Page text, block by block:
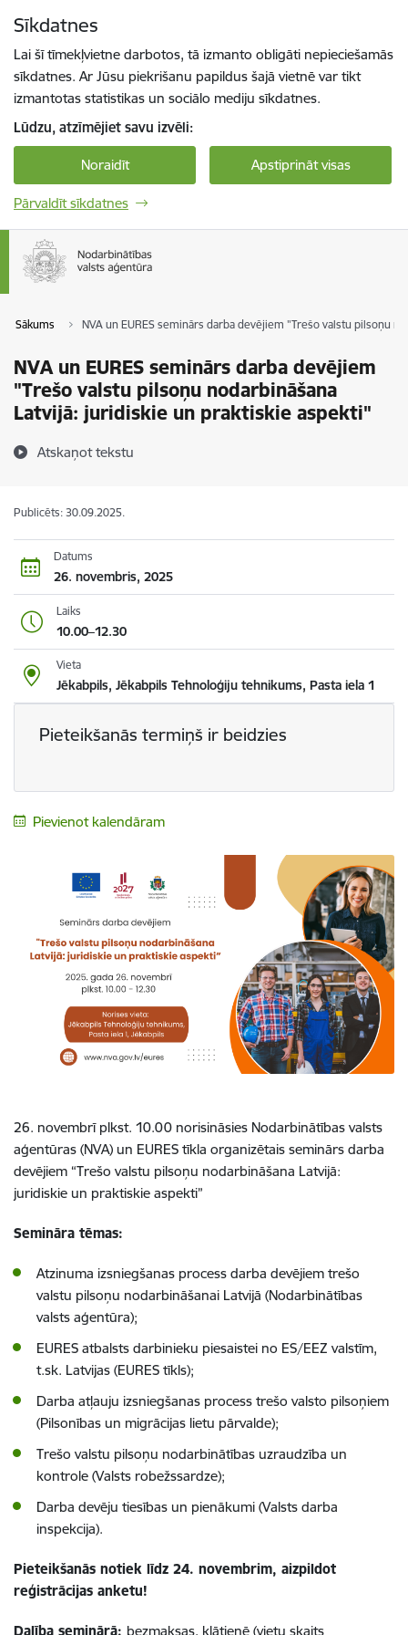
Sīkdatnes
Lai šī tīmekļvietne darbotos, tā izmanto obligāti nepieciešamās
sīkdatnes. Ar Jūsu piekrišanu papildus šajā vietnē var tikt
izmantotas statistikas un sociālo mediju sīkdatnes.
Lūdzu, atzīmējiet savu izvēli:
Noraidīt Apstiprināt visas
Pārvaldīt sīkdatnes
Sākums NVA un EURES seminārs darba devējiem "Trešo valstu pilsoņu
NVA un EURES seminārs darba devējiem
"Trešo valstu pilsoņu nodarbināšana
Latvijā: juridiskie un praktiskie aspekti"
Atskaņot tekstu
Publicēts: 30.09.2025.
Datums
26. novembris, 2025
Laiks
10.00–12.30
Vieta
Jēkabpils, Jēkabpils Tehnoloģiju tehnikums, Pasta iela 1
Pieteikšanās termiņš ir beidzies
Pievienot kalendāram
26. novembrī plkst. 10.00 norisināsies Nodarbinātības valsts
aģentūras (NVA) un EURES tīkla organizētais seminārs darba
devējiem “Trešo valstu pilsoņu nodarbināšana Latvijā:
juridiskie un praktiskie aspekti”
Semināra tēmas:
Atzinuma izsniegšanas process darba devējiem trešo
valstu pilsoņu nodarbināšanai Latvijā (Nodarbinātības
valsts aģentūra);
EURES atbalsts darbinieku piesaistei no ES/EEZ valstīm,
t.sk. Latvijas (EURES tīkls);
Darba atļauju izsniegšanas process trešo valsto pilsoņiem
(Pilsonības un migrācijas lietu pārvalde);
Trešo valstu pilsoņu nodarbinātības uzraudzība un
kontrole (Valsts robežssardze);
Darba devēju tiesības un pienākumi (Valsts darba
inspekcija).
Pieteikšanās notiek līdz 24. novembrim, aizpildot
reģistrācijas anketu!
Dalība seminārā: bezmaksas, klātienē (vietu skaits